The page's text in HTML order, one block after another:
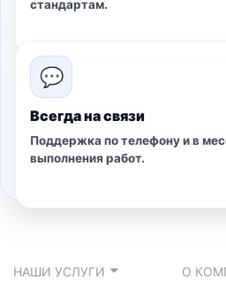
стандартам.
💬
Всегда на связи
Поддержка по телефону и в
выполнения работ.
НАШИ УСЛУГИ О